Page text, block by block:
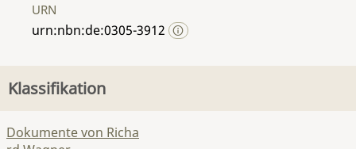
URN
urn:nbn:de:0305-3912
Klassifikation
Dokumente von Richa